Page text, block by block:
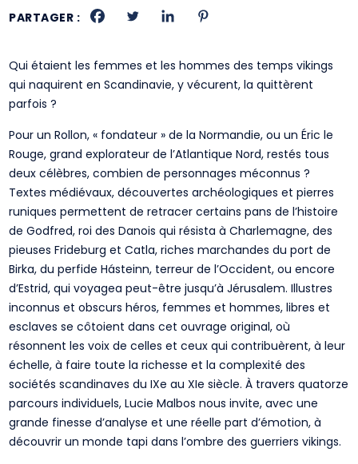
PARTAGER :
Qui étaient les femmes et les hommes des temps vikings
qui naquirent en Scandinavie, y vécurent, la quittèrent
parfois ?
Pour un Rollon, « fondateur » de la Normandie, ou un Éric le
Rouge, grand explorateur de l’Atlantique Nord, restés tous
deux célèbres, combien de personnages méconnus ?
Textes médiévaux, découvertes archéologiques et pierres
runiques permettent de retracer certains pans de l’histoire
de Godfred, roi des Danois qui résista à Charlemagne, des
pieuses Frideburg et Catla, riches marchandes du port de
Birka, du perfide Hásteinn, terreur de l’Occident, ou encore
d’Estrid, qui voyagea peut-être jusqu’à Jérusalem. Illustres
inconnus et obscurs héros, femmes et hommes, libres et
esclaves se côtoient dans cet ouvrage original, où
résonnent les voix de celles et ceux qui contribuèrent, à leur
échelle, à faire toute la richesse et la complexité des
sociétés scandinaves du IXe au XIe siècle. À travers quatorze
parcours individuels, Lucie Malbos nous invite, avec une
grande finesse d’analyse et une réelle part d’émotion, à
découvrir un monde tapi dans l’ombre des guerriers vikings.